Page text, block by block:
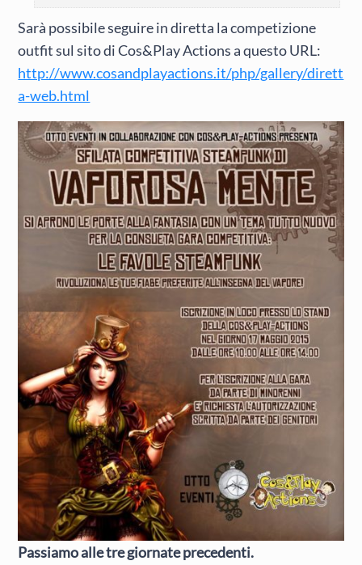
Sarà possibile seguire in diretta la competizione
outfit sul sito di Cos&Play Actions a questo URL:
http://www.cosandplayactions.it/php/gallery/dirett
a-web.html
Passiamo alle tre giornate precedenti.